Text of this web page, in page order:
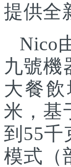
提供全
Nico
九號機
大餐
米，基
到55千
模式（